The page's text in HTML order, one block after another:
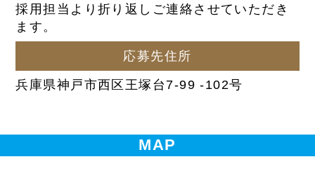
採用担当より折り返しご連絡させていただき
ます。
応募先住所
兵庫県神戸市西区王塚台7-99 -102号
MAP